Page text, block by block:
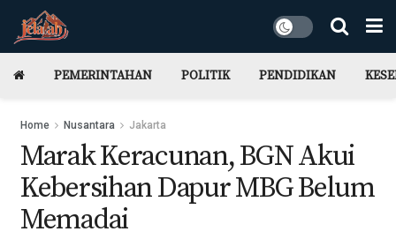
PEMERINTAHAN POLITIK PENDIDIKAN
Home Nusantara Jakarta
Marak Keracunan, BGN Akui
Kebersihan Dapur MBG Belum
Memadai